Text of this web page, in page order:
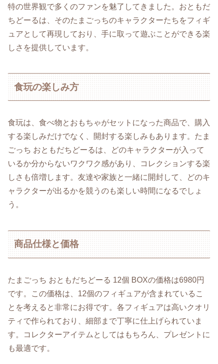
特の世界観で多くのファンを魅了してきました。おともだ
ちどーるは、そのたまごっちのキャラクターたちをフィギ
ュアとして再現しており、手に取って遊ぶことができる楽
しさを提供しています。
食玩の楽しみ方
食玩は、食べ物とおもちゃがセットになった商品で、購入
する楽しみだけでなく、開封する楽しみもあります。たま
ごっち おともだちどーるは、どのキャラクターが入って
いるか分からないワクワク感があり、コレクションする楽
しさも倍増します。友達や家族と一緒に開封して、どのキ
ャラクターが出るかを競うのも楽しい時間になるでしょ
う。
商品仕様と価格
たまごっち おともだちどーる 12個 BOXの価格は6980円
です。この価格は、12個のフィギュアが含まれているこ
とを考えると非常にお得です。各フィギュアは高いクオリ
ティで作られており、細部まで丁寧に仕上げられていま
す。コレクターアイテムとしてはもちろん、プレゼントに
も最適です。